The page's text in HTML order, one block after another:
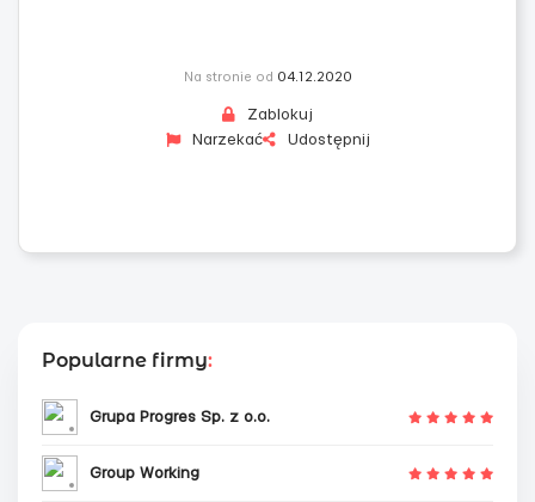
Na stronie od 04.12.2020
Zablokuj
Narzekać
Udostępnij
Popularne firmy:
Grupa Progres Sp. z o.o.
Group Working